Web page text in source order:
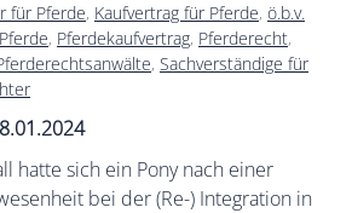
für Pferde, Kaufvertrag für Pferde, ö.b.v.
, Pferdekaufvertrag, Pferderecht,
, Sachverständige für
hatte sich ein Pony nach einer
bei der (Re-) Integration in